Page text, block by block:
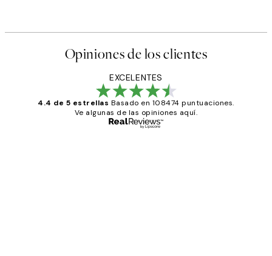
Opiniones de los clientes
EXCELENTES
4.4 de 5 estrellas Basado en 108474 puntuaciones.
Ve algunas de las opiniones aquí.